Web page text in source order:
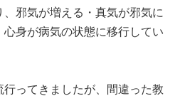
邪気が増える・真気が邪気に
身が病気の状態に移行してい
ってきましたが、間違った教